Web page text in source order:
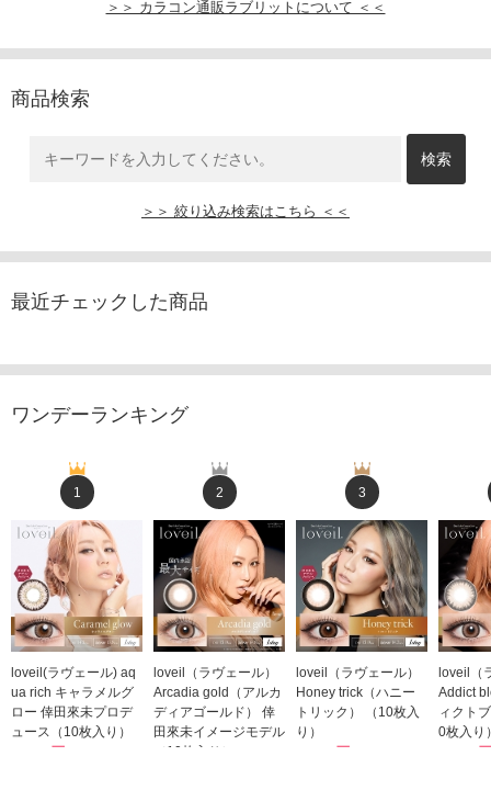
＞＞ カラコン通販ラブリットについて ＜＜
商品検索
＞＞ 絞り込み検索はこちら ＜＜
最近チェックした商品
ワンデーランキング
1
loveil(ラヴェール) aq
ua rich キャラメルグ
ロー 倖田來未プロデ
ュース（10枚入り）
1,760円
2
loveil（ラヴェール）
Arcadia gold（アルカ
ディアゴールド） 倖
田來未イメージモデル
（10枚入り）
3
loveil（ラヴェール）
Honey trick（ハニー
トリック） （10枚入
り）
1,760円
loveil（
Addict
ィクト
0枚入り
1,760